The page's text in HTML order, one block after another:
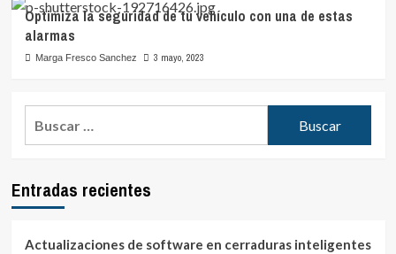
Optimiza la seguridad de tu vehículo con una de estas
alarmas
Marga Fresco Sanchez 3 mayo, 2023
Entradas recientes
Actualizaciones de software en cerraduras inteligentes